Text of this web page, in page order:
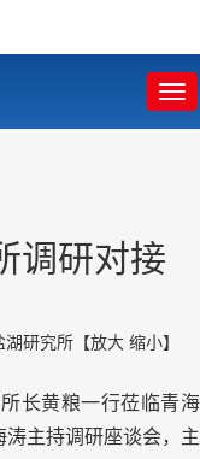
调研对接
湖研究所 【放大 缩小】
长黄粮一行莅临青海
主持调研座谈会，主